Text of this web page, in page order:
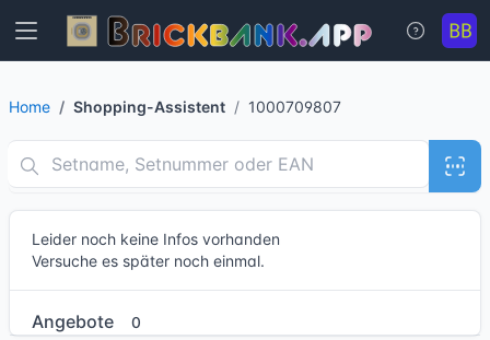
Home Shopping-Assistent 1000709807
Leider noch keine Infos vorhanden
Versuche es später noch einmal.
Angebote 0